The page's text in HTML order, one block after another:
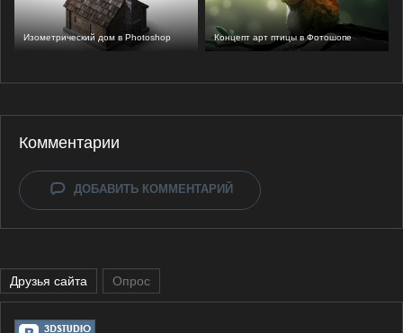
Изометрический дом в Photoshop Концепт арт птицы в Фотошопе
Комментарии
ДОБАВИТЬ КОММЕНТАРИЙ
Друзья сайта Опрос